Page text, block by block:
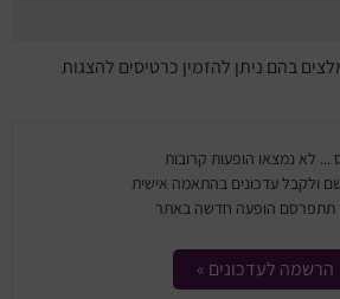
בהם ניתן להזמין כרטיסים להצגות
... לא נמצאו הופעות קרובות
ולקבל עדכונים בהתאמה אישית
תתפרסם הופעה חדשה באתר
הרשמה לעדכונים »